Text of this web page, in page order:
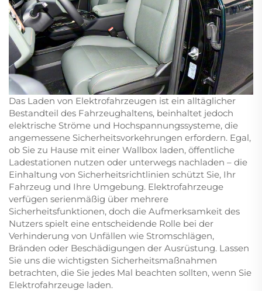
Das Laden von Elektrofahrzeugen ist ein alltäglicher
Bestandteil des Fahrzeughaltens, beinhaltet jedoch
elektrische Ströme und Hochspannungssysteme, die
angemessene Sicherheitsvorkehrungen erfordern. Egal,
ob Sie zu Hause mit einer Wallbox laden, öffentliche
Ladestationen nutzen oder unterwegs nachladen – die
Einhaltung von Sicherheitsrichtlinien schützt Sie, Ihr
Fahrzeug und Ihre Umgebung. Elektrofahrzeuge
verfügen serienmäßig über mehrere
Sicherheitsfunktionen, doch die Aufmerksamkeit des
Nutzers spielt eine entscheidende Rolle bei der
Verhinderung von Unfällen wie Stromschlägen,
Bränden oder Beschädigungen der Ausrüstung. Lassen
Sie uns die wichtigsten Sicherheitsmaßnahmen
betrachten, die Sie jedes Mal beachten sollten, wenn Sie
Elektrofahrzeuge laden.